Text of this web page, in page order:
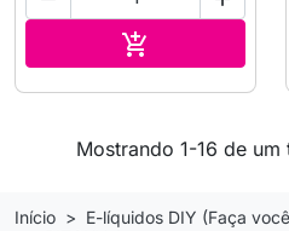

Mostrando 1-16 de
Início E-líquidos DIY (Faça